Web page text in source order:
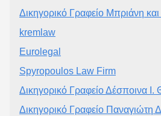
Δικηγορικό Γραφείο Μπριάνη
kremlaw
Eurolegal
Spyropoulos Law Firm
Δικηγορικό Γραφείο Δέσποινα Ι.
Δικηγορικό Γραφείο Παναγιώτη